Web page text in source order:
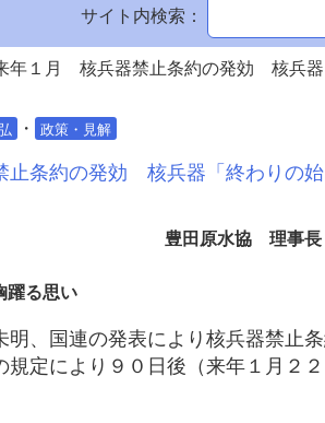
サイト内検索：
年１月 核兵器禁止条約の発効 核兵器
・ 政策・見解
条約の発効 核兵器「終わりの始
豊田原水協 理事
躍る思い
、国連の発表により核兵器禁止
規定により９０日後（来年１月２